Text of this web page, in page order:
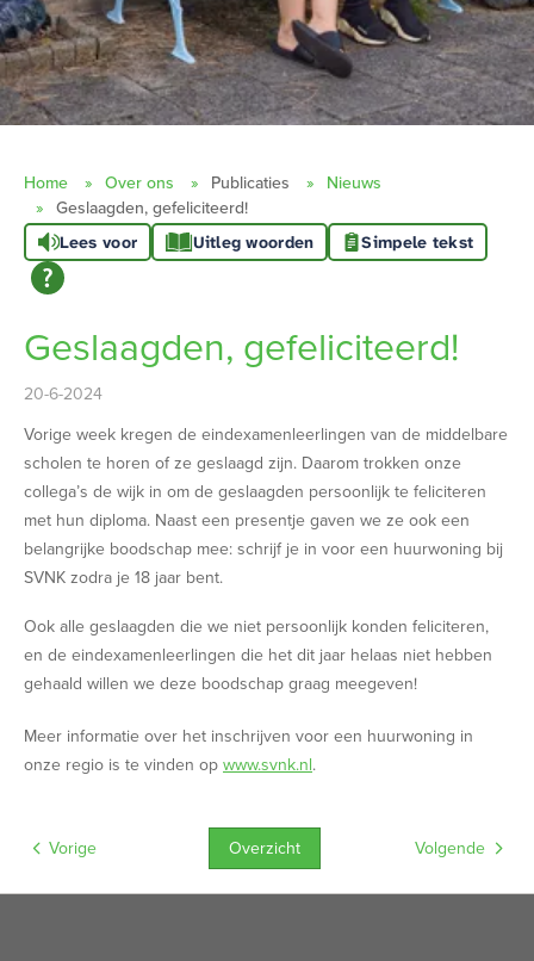
Home Over ons Publicaties
Nieuws
Geslaagden, gefeliciteerd!
Lees voor Uitleg woorden Simpele tekst
Geslaagden, gefeliciteerd!
20-6-2024
Vorige week kregen de eindexamenleerlingen van de middelbare
scholen te horen of ze geslaagd zijn. Daarom trokken onze
collega’s de wijk in om de geslaagden persoonlijk te feliciteren
met hun diploma. Naast een presentje gaven we ze ook een
belangrijke boodschap mee: schrijf je in voor een huurwoning bij
SVNK zodra je 18 jaar bent.
Ook alle geslaagden die we niet persoonlijk konden feliciteren,
en de eindexamenleerlingen die het dit jaar helaas niet hebben
gehaald willen we deze boodschap graag meegeven!
Meer informatie over het inschrijven voor een huurwoning in
onze regio is te vinden op www.svnk.nl.
Volgende
Overzicht
Vorige